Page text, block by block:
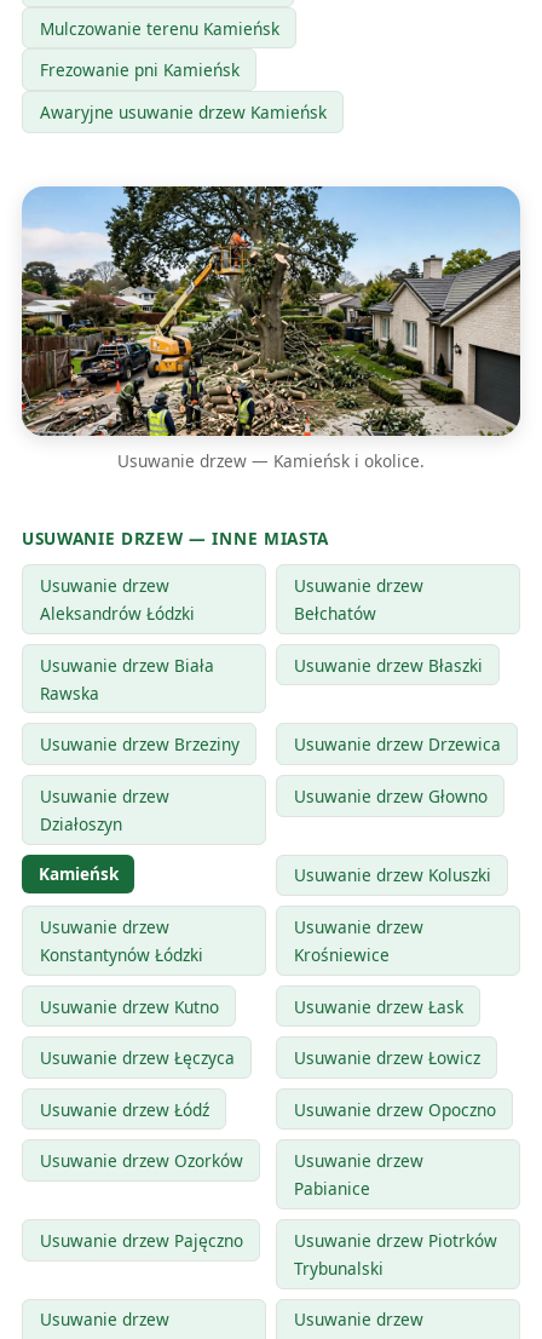
Mulczowanie terenu Kamieńsk
Frezowanie pni Kamieńsk
Awaryjne usuwanie drzew Kamieńsk
Usuwanie drzew — Kamieńsk i okolice.
USUWANIE DRZEW — INNE MIASTA
Usuwanie drzew
Aleksandrów Łódzki
Usuwanie drzew
Bełchatów
Usuwanie drzew Biała
Rawska
Usuwanie drzew Błaszki
Usuwanie drzew Brzeziny Usuwanie drzew Drzewica
Usuwanie drzew
Działoszyn
Usuwanie drzew Głowno
Kamieńsk Usuwanie drzew Koluszki
Usuwanie drzew
Konstantynów Łódzki
Usuwanie drzew
Krośniewice
Usuwanie drzew Kutno Usuwanie drzew Łask
Usuwanie drzew Łęczyca Usuwanie drzew Łowicz
Usuwanie drzew Łódź Usuwanie drzew Opoczno
Usuwanie drzew Ozorków
Usuwanie drzew
Pabianice
Usuwanie drzew Pajęczno
Usuwanie drzew Piotrków
Trybunalski
Usuwanie drzew
Usuwanie drzew